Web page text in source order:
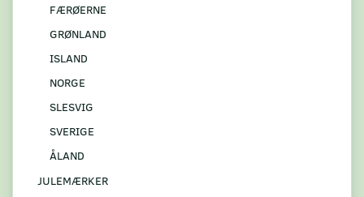
FÆRØERNE
GRØNLAND
ISLAND
NORGE
SLESVIG
SVERIGE
ÅLAND
JULEMÆRKER